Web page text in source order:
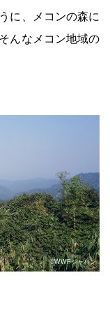
に、メコンの森に
んなメコン地域の
©WWFジャパン